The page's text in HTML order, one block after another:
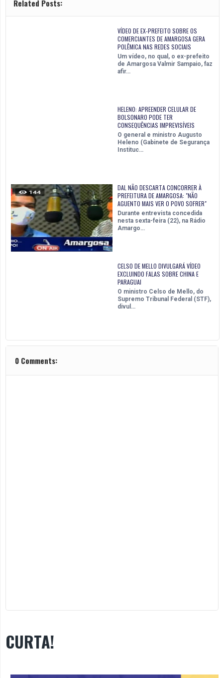
Related Posts:
VÍDEO DE EX-PREFEITO SOBRE OS
COMERCIANTES DE AMARGOSA GERA
POLÊMICA NAS REDES SOCIAIS
Um vídeo, no qual, o ex-prefeito
de Amargosa Valmir Sampaio, faz
afir…
HELENO: APREENDER CELULAR DE
BOLSONARO PODE TER
CONSEQUÊNCIAS IMPREVISÍVEIS
O general e ministro Augusto
Heleno (Gabinete de Segurança
Instituc…
DAL NÃO DESCARTA CONCORRER À
PREFEITURA DE AMARGOSA: "NÃO
AGUENTO MAIS VER O POVO SOFRER"
Durante entrevista concedida
nesta sexta-feira (22), na Rádio
Amargo…
CELSO DE MELLO DIVULGARÁ VÍDEO
EXCLUINDO FALAS SOBRE CHINA E
PARAGUAI
O ministro Celso de Mello, do
Supremo Tribunal Federal (STF),
divul…
0 Comments:
CURTA!